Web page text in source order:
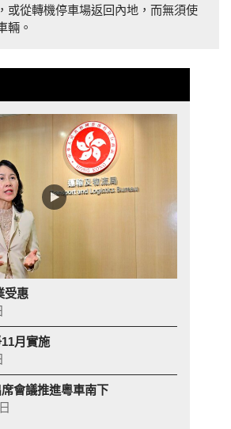
或從轉機停車場返回內地，而無須使
輛。
受惠
月實施
會議推進粵車南下